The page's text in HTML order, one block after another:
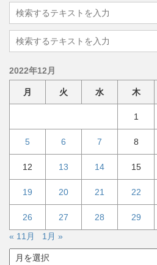
2022年12月
月 火 水 木
1
5 6 7 8
12 13 14 15
19 20 21 22
26 27 28 29
« 11月
1月 »